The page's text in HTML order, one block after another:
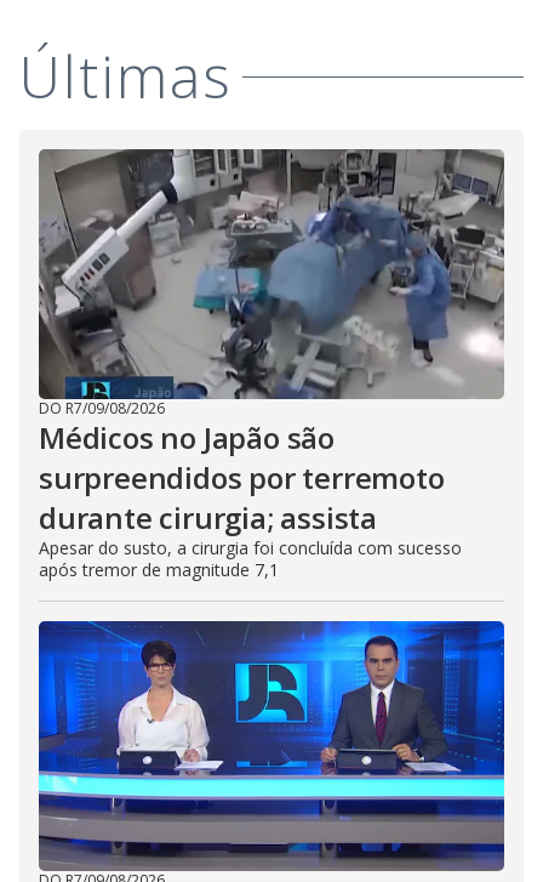
Últimas
DO R7/09/08/2026
Médicos no Japão são
surpreendidos por terremoto
durante cirurgia; assista
Apesar do susto, a cirurgia foi concluída com sucesso
após tremor de magnitude 7,1